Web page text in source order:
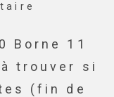
Borne 11
trouver si
(fin de